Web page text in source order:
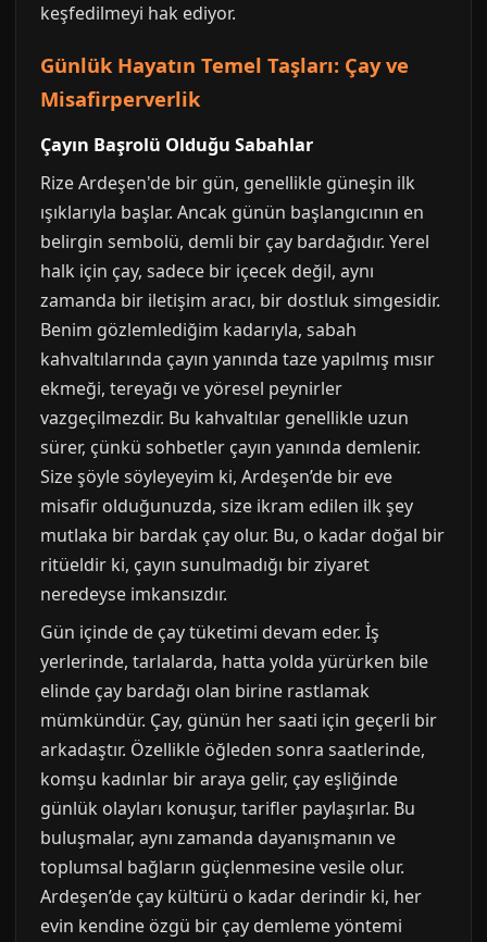
keşfedilmeyi hak ediyor.
Günlük Hayatın Temel Taşları: Çay ve
Misafirperverlik
Çayın Başrolü Olduğu Sabahlar
Rize Ardeşen'de bir gün, genellikle güneşin ilk
ışıklarıyla başlar. Ancak günün başlangıcının en
belirgin sembolü, demli bir çay bardağıdır. Yerel
halk için çay, sadece bir içecek değil, aynı
zamanda bir iletişim aracı, bir dostluk simgesidir.
Benim gözlemlediğim kadarıyla, sabah
kahvaltılarında çayın yanında taze yapılmış mısır
ekmeği, tereyağı ve yöresel peynirler
vazgeçilmezdir. Bu kahvaltılar genellikle uzun
sürer, çünkü sohbetler çayın yanında demlenir.
Size şöyle söyleyeyim ki, Ardeşen’de bir eve
misafir olduğunuzda, size ikram edilen ilk şey
mutlaka bir bardak çay olur. Bu, o kadar doğal bir
ritüeldir ki, çayın sunulmadığı bir ziyaret
neredeyse imkansızdır.
Gün içinde de çay tüketimi devam eder. İş
yerlerinde, tarlalarda, hatta yolda yürürken bile
elinde çay bardağı olan birine rastlamak
mümkündür. Çay, günün her saati için geçerli bir
arkadaştır. Özellikle öğleden sonra saatlerinde,
komşu kadınlar bir araya gelir, çay eşliğinde
günlük olayları konuşur, tarifler paylaşırlar. Bu
buluşmalar, aynı zamanda dayanışmanın ve
toplumsal bağların güçlenmesine vesile olur.
Ardeşen’de çay kültürü o kadar derindir ki, her
evin kendine özgü bir çay demleme yöntemi